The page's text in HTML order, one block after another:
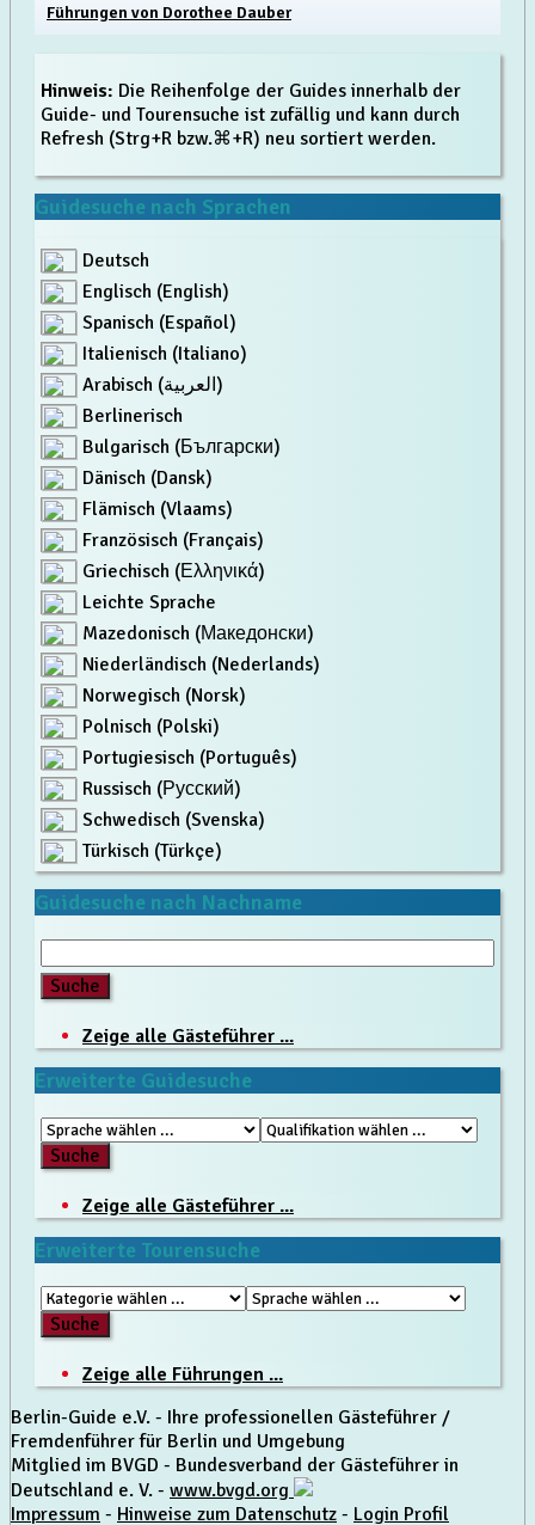
Führungen von Dorothee Dauber
Hinweis: Die Reihenfolge der Guides innerhalb der
Guide- und Tourensuche ist zufällig und kann durch
Refresh (Strg+R bzw.⌘+R) neu sortiert werden.
Guidesuche nach Sprachen
Deutsch
Englisch (English)
Spanisch (Español)
Italienisch (Italiano)
Arabisch (العربية)
Berlinerisch
Bulgarisch (Български)
Dänisch (Dansk)
Flämisch (Vlaams)
Französisch (Français)
Griechisch (Ελληνικά)
Leichte Sprache
Mazedonisch (Македонски)
Niederländisch (Nederlands)
Norwegisch (Norsk)
Polnisch (Polski)
Portugiesisch (Português)
Russisch (Русский)
Schwedisch (Svenska)
Türkisch (Türkçe)
Guidesuche nach Nachname
Zeige alle Gästeführer ...
Erweiterte Guidesuche
Zeige alle Gästeführer ...
Erweiterte Tourensuche
Zeige alle Führungen ...
Berlin-Guide e.V. - Ihre professionellen Gästeführer /
Fremdenführer für Berlin und Umgebung
Mitglied im BVGD - Bundesverband der Gästeführer in
Deutschland e. V. - www.bvgd.org
Impressum - Hinweise zum Datenschutz - Login Profil